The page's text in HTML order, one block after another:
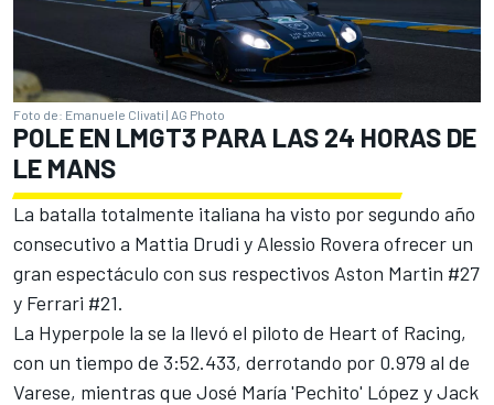
Foto de: Emanuele Clivati | AG Photo
POLE EN LMGT3 PARA LAS 24 HORAS DE
LE MANS
La batalla totalmente italiana ha visto por segundo año
consecutivo a Mattia Drudi y Alessio Rovera ofrecer un
gran espectáculo con sus respectivos Aston Martin #27
y Ferrari #21.
La Hyperpole la se la llevó el piloto de Heart of Racing,
con un tiempo de 3:52.433, derrotando por 0.979 al de
Varese, mientras que José María 'Pechito' López y Jack